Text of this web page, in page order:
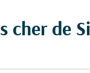
cher de